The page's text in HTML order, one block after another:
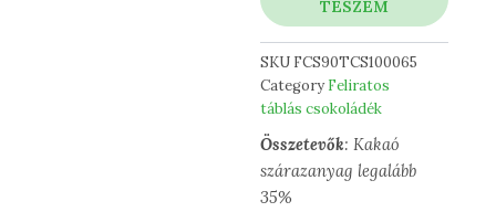
TESZEM
SKU FCS90TCS100065
Category Feliratos
táblás csokoládék
Összetevők: Kakaó
szárazanyag legalább
35%